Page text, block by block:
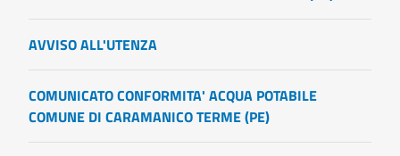
AVVISO ALL'UTENZA
COMUNICATO CONFORMITA' ACQUA POTABILE
COMUNE DI CARAMANICO TERME (PE)